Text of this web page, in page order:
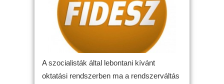
A szocialisták által lebontani kívánt
oktatási rendszerben ma a rendszerváltás